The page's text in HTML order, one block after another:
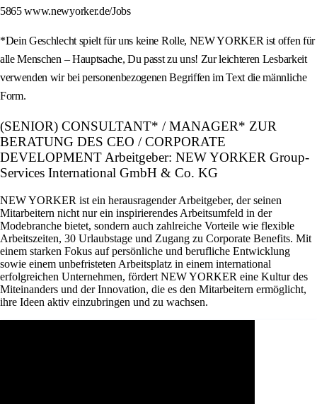
5865 www.newyorker.de/Jobs
*Dein Geschlecht spielt für uns keine Rolle, NEW YORKER ist offen für
alle Menschen – Hauptsache, Du passt zu uns! Zur leichteren Lesbarkeit
verwenden wir bei personenbezogenen Begriffen im Text die männliche
Form.
(SENIOR) CONSULTANT* / MANAGER* ZUR
BERATUNG DES CEO / CORPORATE
DEVELOPMENT Arbeitgeber: NEW YORKER Group-
Services International GmbH & Co. KG
NEW YORKER ist ein herausragender Arbeitgeber, der seinen
Mitarbeitern nicht nur ein inspirierendes Arbeitsumfeld in der
Modebranche bietet, sondern auch zahlreiche Vorteile wie flexible
Arbeitszeiten, 30 Urlaubstage und Zugang zu Corporate Benefits. Mit
einem starken Fokus auf persönliche und berufliche Entwicklung
sowie einem unbefristeten Arbeitsplatz in einem international
erfolgreichen Unternehmen, fördert NEW YORKER eine Kultur des
Miteinanders und der Innovation, die es den Mitarbeitern ermöglicht,
ihre Ideen aktiv einzubringen und zu wachsen.